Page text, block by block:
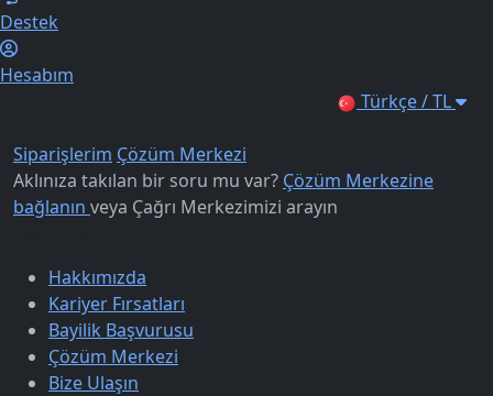
Destek
Hesabım
Türkçe / TL
Siparişlerim Çözüm Merkezi
Aklınıza takılan bir soru mu var? Çözüm Merkezine
bağlanın veya Çağrı Merkezimizi arayın
Hakkımızda
Kariyer Fırsatları
Bayilik Başvurusu
Çözüm Merkezi
Bize Ulaşın